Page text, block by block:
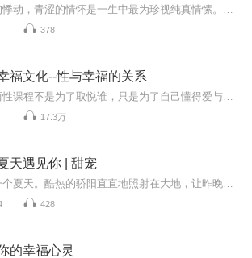
378
福文化--性与幸福的关系
17.3万
天遇见你 | 甜宠
428
的幸福心灵